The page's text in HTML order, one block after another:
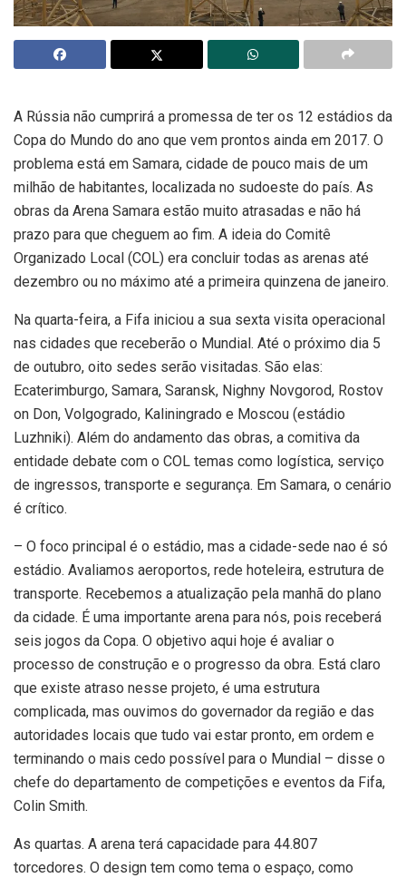
A Rússia não cumprirá a promessa de ter os 12 estádios da
Copa do Mundo do ano que vem prontos ainda em 2017. O
problema está em Samara, cidade de pouco mais de um
milhão de habitantes, localizada no sudoeste do país. As
obras da Arena Samara estão muito atrasadas e não há
prazo para que cheguem ao fim. A ideia do Comitê
Organizado Local (COL) era concluir todas as arenas até
dezembro ou no máximo até a primeira quinzena de janeiro.
Na quarta-feira, a Fifa iniciou a sua sexta visita operacional
nas cidades que receberão o Mundial. Até o próximo dia 5
de outubro, oito sedes serão visitadas. São elas:
Ecaterimburgo, Samara, Saransk, Nighny Novgorod, Rostov
on Don, Volgogrado, Kaliningrado e Moscou (estádio
Luzhniki). Além do andamento das obras, a comitiva da
entidade debate com o COL temas como logística, serviço
de ingressos, transporte e segurança. Em Samara, o cenário
é crítico.
– O foco principal é o estádio, mas a cidade-sede nao é só
estádio. Avaliamos aeroportos, rede hoteleira, estrutura de
transporte. Recebemos a atualização pela manhã do plano
da cidade. É uma importante arena para nós, pois receberá
seis jogos da Copa. O objetivo aqui hoje é avaliar o
processo de construção e o progresso da obra. Está claro
que existe atraso nesse projeto, é uma estrutura
complicada, mas ouvimos do governador da região e das
autoridades locais que tudo vai estar pronto, em ordem e
terminando o mais cedo possível para o Mundial – disse o
chefe do departamento de competições e eventos da Fifa,
Colin Smith.
As quartas. A arena terá capacidade para 44.807
torcedores. O design tem como tema o espaço, como